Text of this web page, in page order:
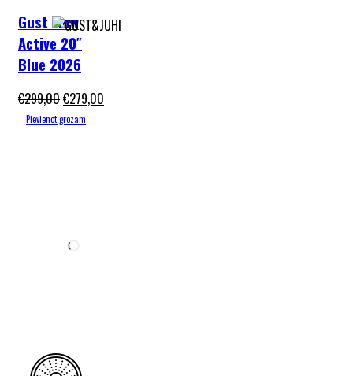
Gust Flow
Active 20″
Blue 2026
€299,00€279,00
Pievienot grozam